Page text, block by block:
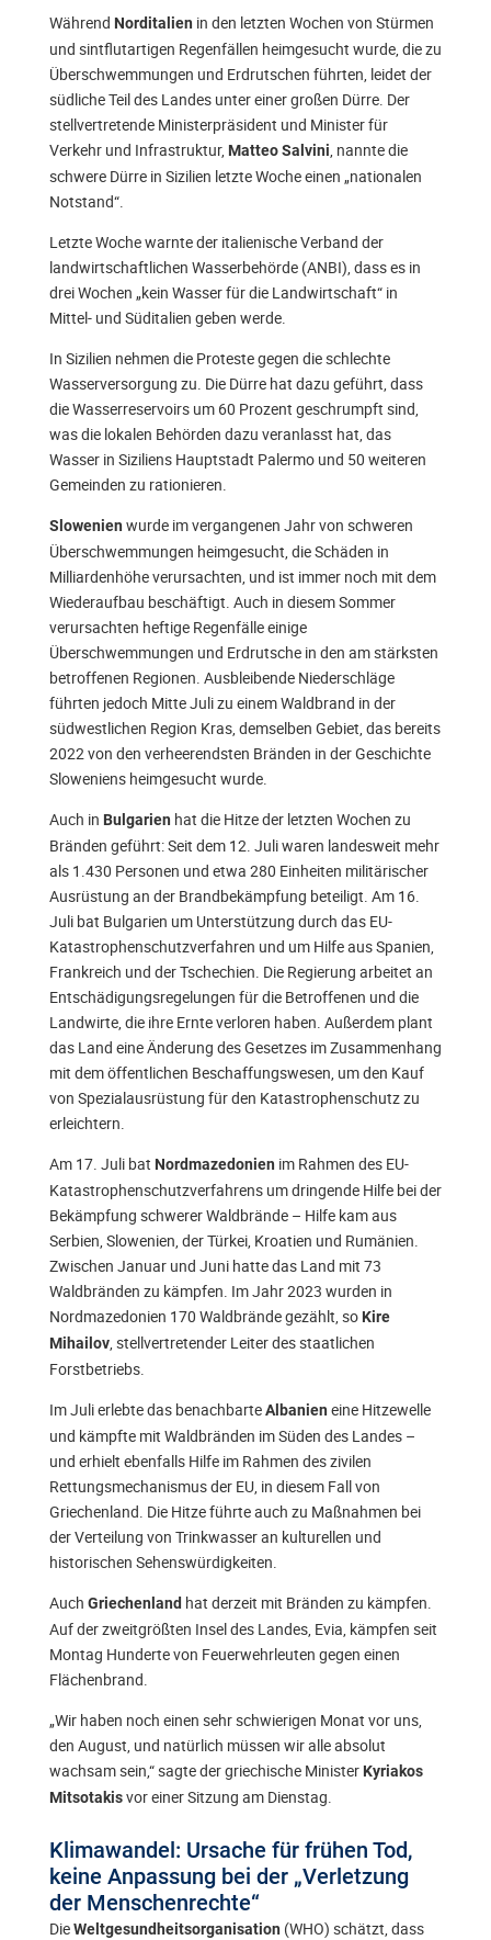
Während Norditalien in den letzten Wochen von Stürmen
und sintflutartigen Regenfällen heimgesucht wurde, die zu
Überschwemmungen und Erdrutschen führten, leidet der
südliche Teil des Landes unter einer großen Dürre. Der
stellvertretende Ministerpräsident und Minister für
Verkehr und Infrastruktur, Matteo Salvini , nannte die
schwere Dürre in Sizilien letzte Woche einen „nationalen
Notstand“.
Letzte Woche warnte der italienische Verband der
landwirtschaftlichen Wasserbehörde (ANBI), dass es in
drei Wochen „kein Wasser für die Landwirtschaft“ in
Mittel- und Süditalien geben werde.
In Sizilien nehmen die Proteste gegen die schlechte
Wasserversorgung zu. Die Dürre hat dazu geführt, dass
die Wasserreservoirs um 60 Prozent geschrumpft sind,
was die lokalen Behörden dazu veranlasst hat, das
Wasser in Siziliens Hauptstadt Palermo und 50 weiteren
Gemeinden zu rationieren.
Slowenien wurde im vergangenen Jahr von schweren
Überschwemmungen heimgesucht, die Schäden in
Milliardenhöhe verursachten, und ist immer noch mit dem
Wiederaufbau beschäftigt. Auch in diesem Sommer
verursachten heftige Regenfälle einige
Überschwemmungen und Erdrutsche in den am stärksten
betroffenen Regionen. Ausbleibende Niederschläge
führten jedoch Mitte Juli zu einem Waldbrand in der
südwestlichen Region Kras, demselben Gebiet, das bereits
2022 von den verheerendsten Bränden in der Geschichte
Sloweniens heimgesucht wurde.
Auch in Bulgarien hat die Hitze der letzten Wochen zu
Bränden geführt: Seit dem 12. Juli waren landesweit mehr
als 1.430 Personen und etwa 280 Einheiten militärischer
Ausrüstung an der Brandbekämpfung beteiligt. Am 16.
Juli bat Bulgarien um Unterstützung durch das EU-
Katastrophenschutzverfahren und um Hilfe aus Spanien,
Frankreich und der Tschechien. Die Regierung arbeitet an
Entschädigungsregelungen für die Betroffenen und die
Landwirte, die ihre Ernte verloren haben. Außerdem plant
das Land eine Änderung des Gesetzes im Zusammenhang
mit dem öffentlichen Beschaffungswesen, um den Kauf
von Spezialausrüstung für den Katastrophenschutz zu
erleichtern.
Am 17. Juli bat Nordmazedonien im Rahmen des EU-
Katastrophenschutzverfahrens um dringende Hilfe bei der
Bekämpfung schwerer Waldbrände – Hilfe kam aus
Serbien, Slowenien, der Türkei, Kroatien und Rumänien.
Zwischen Januar und Juni hatte das Land mit 73
Waldbränden zu kämpfen. Im Jahr 2023 wurden in
Nordmazedonien 170 Waldbrände gezählt, so Kire
Mihailov, stellvertretender Leiter des staatlichen
Forstbetriebs.
Im Juli erlebte das benachbarteAlbanien eine Hitzewelle
und kämpfte mit Waldbränden im Süden des Landes –
und erhielt ebenfalls Hilfe im Rahmen des zivilen
Rettungsmechanismus der EU, in diesem Fall von
Griechenland. Die Hitze führte auch zu Maßnahmen bei
der Verteilung von Trinkwasser an kulturellen und
historischen Sehenswürdigkeiten.
Auch Griechenland hat derzeit mit Bränden zu kämpfen.
Auf der zweitgrößten Insel des Landes, Evia, kämpfen seit
Montag Hunderte von Feuerwehrleuten gegen einen
Flächenbrand.
„Wir haben noch einen sehr schwierigen Monat vor uns,
den August, und natürlich müssen wir alle absolut
wachsam sein,“ sagte der griechische Minister Kyriakos
Mitsotakisvor einer Sitzung am Dienstag.
Klimawandel: Ursache für frühen Tod,
keine Anpassung bei der „Verletzung
der Menschenrechte“
DieWeltgesundheitsorganisation (WHO) schätzt, dass